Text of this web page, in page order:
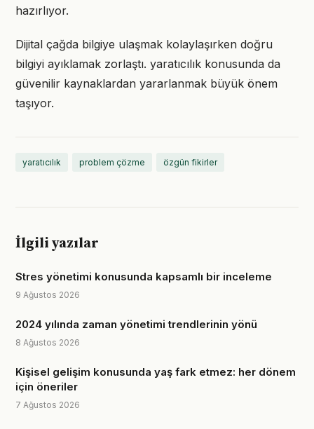
hazırlıyor.
Dijital çağda bilgiye ulaşmak kolaylaşırken doğru
bilgiyi ayıklamak zorlaştı. yaratıcılık konusunda da
güvenilir kaynaklardan yararlanmak büyük önem
taşıyor.
yaratıcılık problem çözme özgün fikirler
İlgili yazılar
Stres yönetimi konusunda kapsamlı bir inceleme
9 Ağustos 2026
2024 yılında zaman yönetimi trendlerinin yönü
8 Ağustos 2026
Kişisel gelişim konusunda yaş fark etmez: her dönem
için öneriler
7 Ağustos 2026